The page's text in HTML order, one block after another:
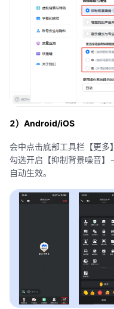
2）Android/iOS
会中点击底部工具栏【更多
勾选开启【抑制背景噪音】
自动生效。